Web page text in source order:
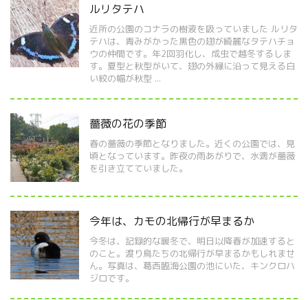
ルリタテハ
近所の公園のコナラの樹液を吸っていました ルリタ
テハは、青みがかった黒色の翅が綺麗なタテハチョ
ウの仲間です。年2回羽化し、成虫で越冬するしま
す。夏型と秋型がいて、翅の外縁に沿って見える白
い紋の幅が秋型 ...
薔薇の花の季節
春の薔薇の季節となりました。近くの公園では、見
頃となっています。昨夜の雨あがりで、水滴が薔薇
を引き立てていました。
今年は、カモの北帰行が早まるか
今冬は、記録的な暖冬で、明日以降春が加速すると
のこと。渡り鳥たちの北帰行が早まるかもしれませ
ん。写真は、葛西臨海公園の池にいた、キンクロハ
ジロです。